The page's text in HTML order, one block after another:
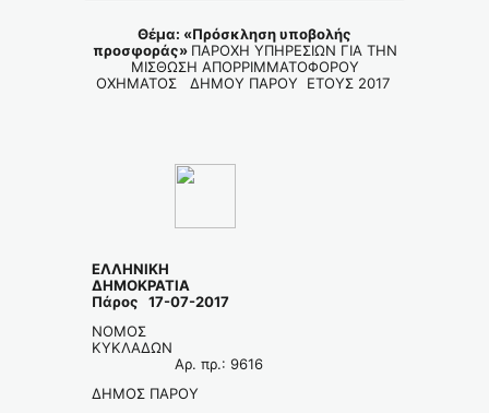
Θέμα: «Πρόσκληση υποβολής
προσφοράς» ΠΑΡΟΧΗ ΥΠΗΡΕΣΙΩΝ ΓΙΑ ΤΗΝ
ΜΙΣΘΩΣΗ ΑΠΟΡΡΙΜΜΑΤΟΦΟΡΟΥ
ΟΧΗΜΑΤΟΣ ΔΗΜΟΥ ΠΑΡΟΥ ΕΤΟΥΣ 2017
ΕΛΛΗΝΙΚΗ
ΔΗΜΟΚΡΑΤΙΑ
Πάρος 17-07-2017
ΝΟΜΟΣ
ΚΥΚΛΑΔΩΝ
Αρ. πρ.: 9616
ΔΗΜΟΣ ΠΑΡΟΥ